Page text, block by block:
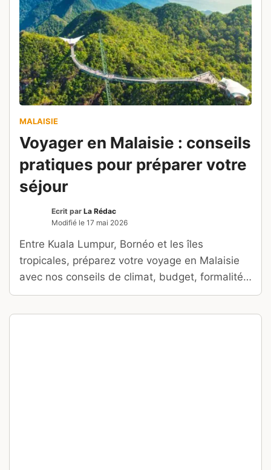
MALAISIE
Voyager en Malaisie : conseils
pratiques pour préparer votre
séjour
Ecrit par La Rédac
Modifié le 17 mai 2026
Entre Kuala Lumpur, Bornéo et les îles
tropicales, préparez votre voyage en Malaisie
avec nos conseils de climat, budget, formalités
et itinéraires.